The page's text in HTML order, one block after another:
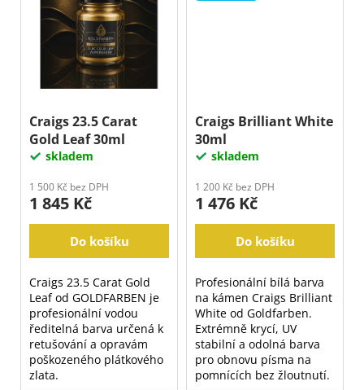
Craigs 23.5 Carat
Gold Leaf 30ml
skladem
1 500 Kč bez DPH
1 845 Kč
Do košíku
Craigs 23.5 Carat Gold
Leaf od GOLDFARBEN je
profesionální vodou
ředitelná barva určená k
retušování a opravám
poškozeného plátkového
zlata.
Craigs Brilliant White
30ml
skladem
1 200 Kč bez DPH
1 476 Kč
Do košíku
Profesionální bílá barva
na kámen Craigs Brilliant
White od Goldfarben.
Extrémně krycí, UV
stabilní a odolná barva
pro obnovu písma na
pomnících bez žloutnutí.